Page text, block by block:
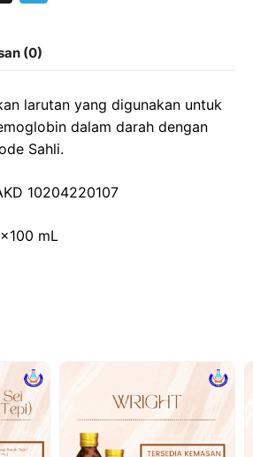
gr
a
m
(0)
larutan yang digunakan untuk
dalam darah dengan
Sahli.
10204220107
mL